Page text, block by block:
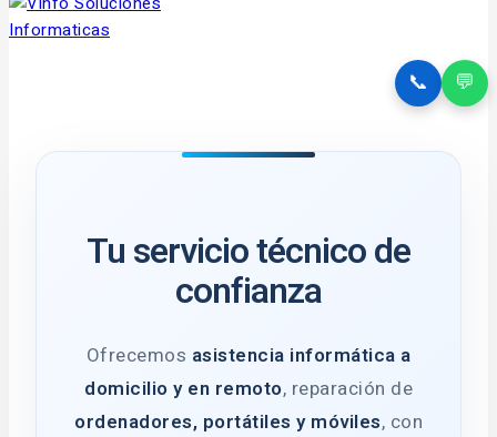
📞 💬
Tu servicio técnico de
confianza
Ofrecemos asistencia informática a
domicilio y en remoto, reparación de
ordenadores, portátiles y móviles, con